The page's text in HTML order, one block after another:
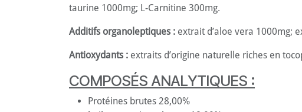
taurine 1000mg; L-Carnitine 300mg.
Additifs organoleptiques : extrait d’aloe vera 1000mg;
Antioxydants : extraits d’origine naturelle riches en
COMPOSÉS ANALYTIQUES :
Protéines brutes 28,00%